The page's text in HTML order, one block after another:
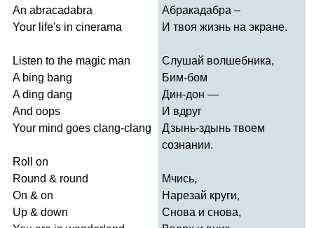
An abracadabra
Your life's in cinerama
Listen to the magic man
A bing bang
A ding dang
And oops
Your mind goes clang-clang
Roll
on
Round & round
On & on
Up & down
Абракадабра –
И твоя жизнь на экране.
Слушай волшебника,
Бим-бом
Дин-дон —
И вдруг
Дзынь-здынь твоем
сознании.
Мчись,
Нарезай круги,
Снова и снова,